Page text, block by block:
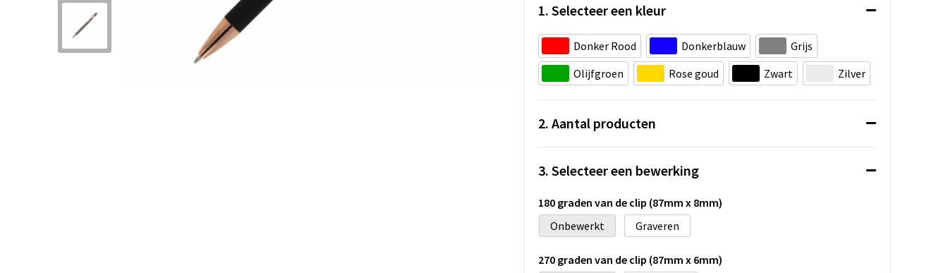
1. Selecteer een kleur
Donker Rood Donkerblauw
Grijs
Olijfgroen
Rose goud Zwart Zilver
2. Aantal producten
3. Selecteer een bewerking
180 graden van de clip (87mm x 8mm)
Onbewerkt
Graveren
270 graden van de clip (87mm x 6mm)